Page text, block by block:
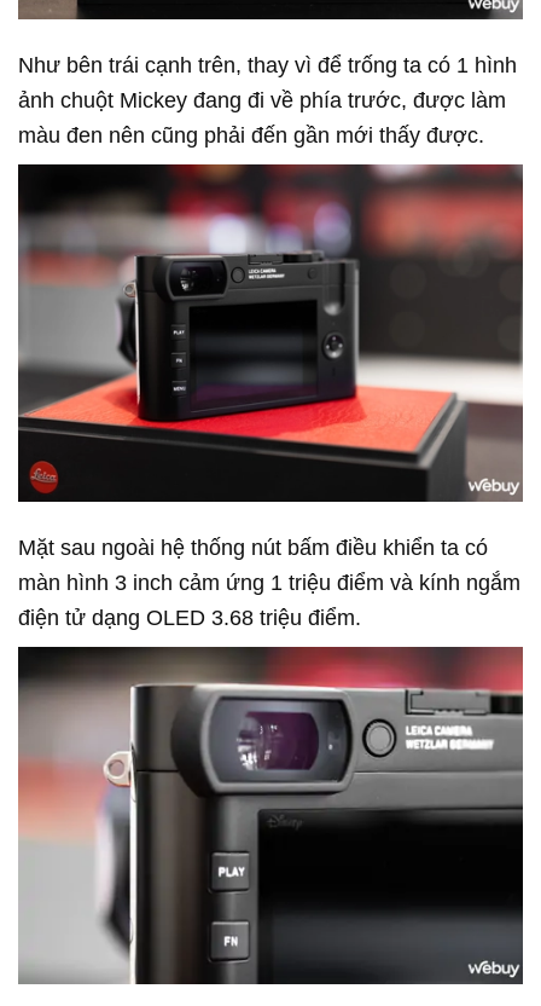
Như bên trái cạnh trên, thay vì để trống ta có 1 hình
ảnh chuột Mickey đang đi về phía trước, được làm
màu đen nên cũng phải đến gần mới thấy được.
Mặt sau ngoài hệ thống nút bấm điều khiển ta có
màn hình 3 inch cảm ứng 1 triệu điểm và kính ngắm
điện tử dạng OLED 3.68 triệu điểm.